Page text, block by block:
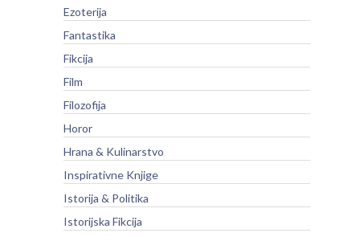
Ezoterija
Fantastika
Fikcija
Film
Filozofija
Horor
Hrana & Kulinarstvo
Inspirativne Knjige
Istorija & Politika
Istorijska Fikcija